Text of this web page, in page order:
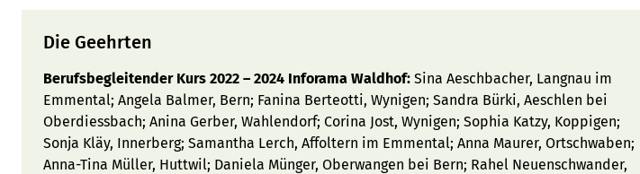
Die Geehrten
Berufsbegleitender Kurs 2022 – 2024 Inforama Waldhof: Sina Aeschbacher, Langnau im
Emmental; Angela Balmer, Bern; Fanina Berteotti, Wynigen; Sandra Bürki, Aeschlen bei
Oberdiessbach; Anina Gerber, Wahlendorf; Corina Jost, Wynigen; Sophia Katzy, Koppigen;
Sonja Kläy, Innerberg; Samantha Lerch, Affoltern im Emmental; Anna Maurer, Ortschwaben;
Anna-Tina Müller, Huttwil; Daniela Münger, Oberwangen bei Bern; Rahel Neuenschwander,